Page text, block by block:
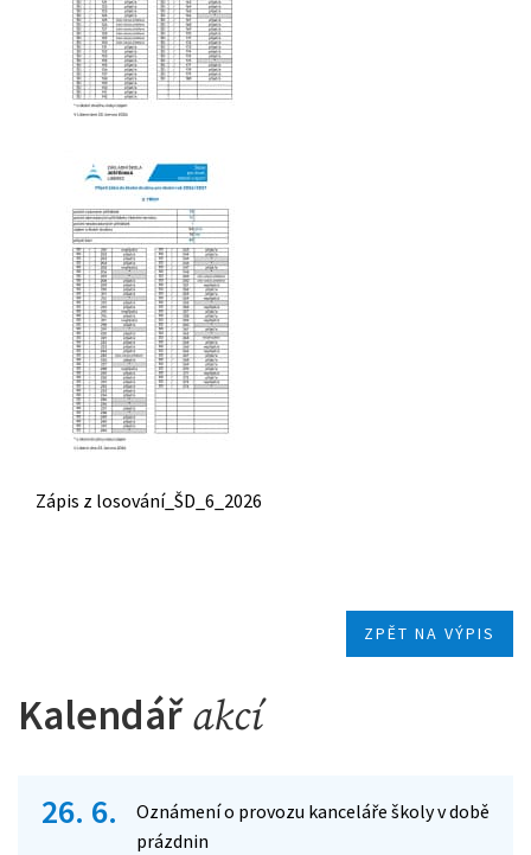
Zápis z losování_ŠD_6_2026
ZPĚT NA VÝPIS
Kalendářakcí
26. 6.
Oznámení o provozu kanceláře školy v době
prázdnin